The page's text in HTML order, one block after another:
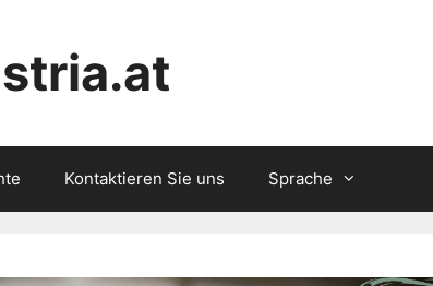
Kontaktieren Sie uns Sprache